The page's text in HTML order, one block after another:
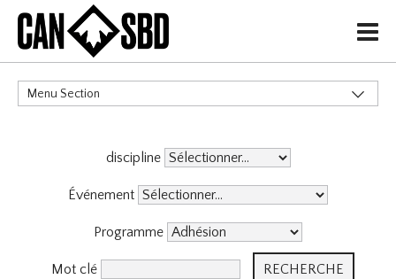
H
Menu Section
Politiques de Gouvernance
Services aux Membres
discipline
Événement
Programme
Mot clé